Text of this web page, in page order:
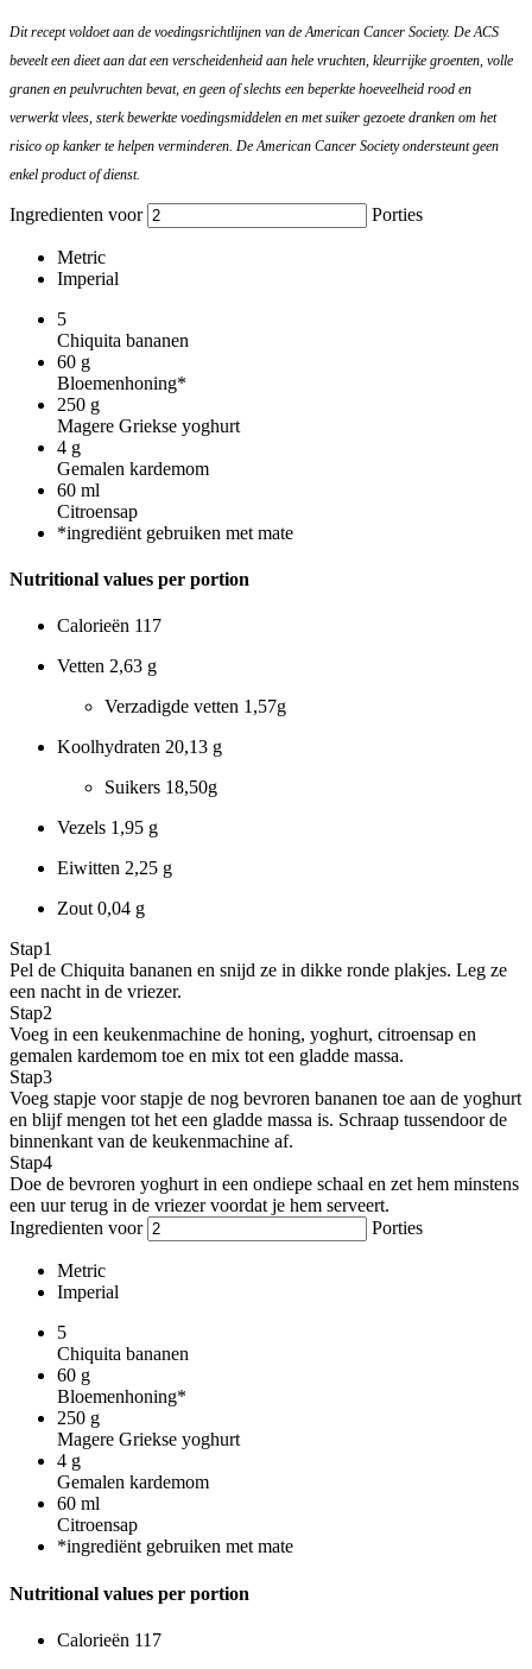
Dit recept voldoet aan de voedingsrichtlijnen van de American Cancer Society. De ACS
beveelt een dieet aan dat een verscheidenheid aan hele vruchten, kleurrijke groenten, volle
granen en peulvruchten bevat, en geen of slechts een beperkte hoeveelheid rood en
verwerkt vlees, sterk bewerkte voedingsmiddelen en met suiker gezoete dranken om het
risico op kanker te helpen verminderen. De American Cancer Society ondersteunt geen
enkel product of dienst.
Ingredienten voor Porties
Metric
Imperial
5
Chiquita bananen
60 g
Bloemenhoning*
250 g
Magere Griekse yoghurt
4 g
Gemalen kardemom
60 ml
Citroensap
*ingrediënt gebruiken met mate
Nutritional values per portion
Calorieën 117
Vetten 2,63 g
Verzadigde vetten 1,57g
Koolhydraten 20,13 g
Suikers 18,50g
Vezels 1,95 g
Eiwitten 2,25 g
Zout 0,04 g
Stap1
Pel de Chiquita bananen en snijd ze in dikke ronde plakjes. Leg ze
een nacht in de vriezer.
Stap2
Voeg in een keukenmachine de honing, yoghurt, citroensap en
gemalen kardemom toe en mix tot een gladde massa.
Stap3
Voeg stapje voor stapje de nog bevroren bananen toe aan de yoghurt
en blijf mengen tot het een gladde massa is. Schraap tussendoor de
binnenkant van de keukenmachine af.
Stap4
Doe de bevroren yoghurt in een ondiepe schaal en zet hem minstens
een uur terug in de vriezer voordat je hem serveert.
Ingredienten voor
Porties
Metric
Imperial
5
Chiquita bananen
60 g
Bloemenhoning*
250 g
Magere Griekse yoghurt
4 g
Gemalen kardemom
60 ml
Citroensap
*ingrediënt gebruiken met mate
Nutritional values per portion
Calorieën 117